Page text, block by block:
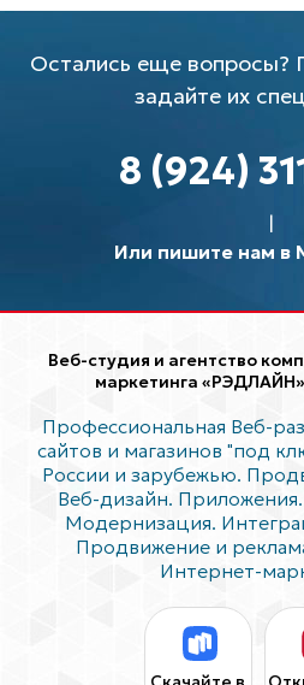
Остались еще вопросы?
задайте их
8 (924)
Или пишите нам в
Веб-студия и агентство
маркетинга «РЭДЛАЙН»
Профессиональная Веб-
сайтов и магазинов "под
России и зарубежью.
Веб-дизайн.
Модернизация.
Продвижение и
Интернет-